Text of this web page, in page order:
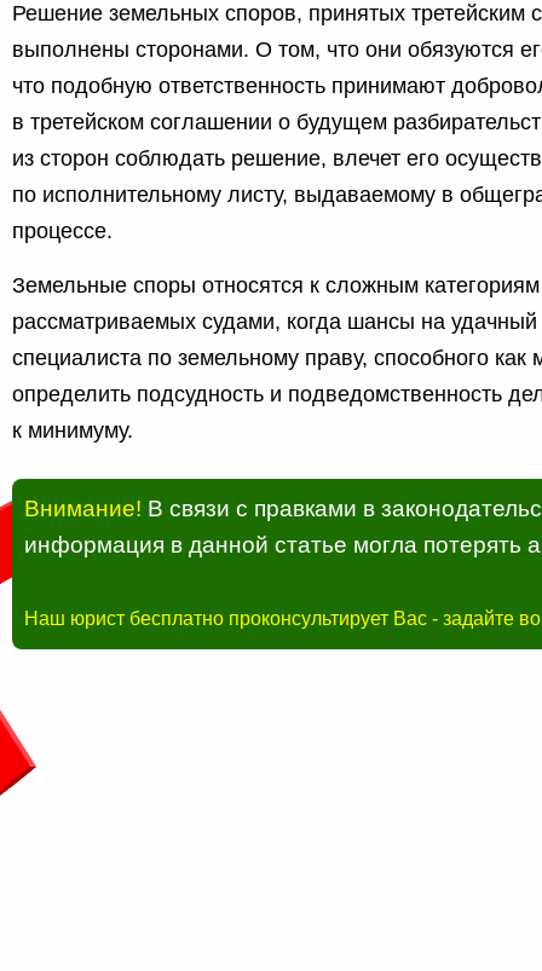
Решение земельных споров, принятых третейским
выполнены сторонами. О том, что они обязуются
что подобную ответственность принимают
в третейском соглашении о будущем
из сторон соблюдать решение, влечет его
по исполнительному листу, выдаваемому в
процессе.
Земельные споры относятся к сложным
рассматриваемых судами, когда шансы на удачный
специалиста по земельному праву, способного
определить подсудность и подведомственность
к минимуму.
Внимание! В связи с правками в
информация в данной статье могла потерять
Наш юрист бесплатно проконсультирует Вас - задайте